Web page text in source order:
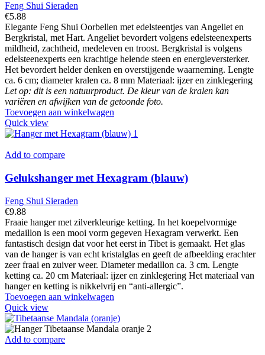
Feng Shui Sieraden
€5.88
Elegante Feng Shui Oorbellen met edelsteentjes van Angeliet en
Bergkristal, met Hart. Angeliet bevordert volgens edelsteenexperts
mildheid, zachtheid, medeleven en troost. Bergkristal is volgens
edelsteenexperts een krachtige helende steen en energieversterker.
Het bevordert helder denken en overstijgende waarneming. Lengte
ca. 6 cm; diameter kralen ca. 8 mm Materiaal: ijzer en zinklegering
Let op: dit is een natuurproduct. De kleur van de kralen kan
variëren en afwijken van de getoonde foto.
Toevoegen aan winkelwagen
Quick view
Add to compare
Gelukshanger met Hexagram (blauw)
Feng Shui Sieraden
€9.88
Fraaie hanger met zilverkleurige ketting. In het koepelvormige
medaillon is een mooi vorm gegeven Hexagram verwerkt. Een
fantastisch design dat voor het eerst in Tibet is gemaakt. Het glas
van de hanger is van echt kristalglas en geeft de afbeelding erachter
zeer fraai en zuiver weer. Diameter medaillon ca. 3 cm. Lengte
ketting ca. 20 cm Materiaal: ijzer en zinklegering Het materiaal van
hanger en ketting is nikkelvrij en “anti-allergic”.
Toevoegen aan winkelwagen
Quick view
Add to compare